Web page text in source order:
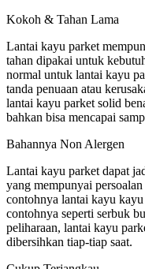
Kokoh & Tahan Lama
Lantai kayu parket
tahan dipakai untuk
normal untuk lantai kayu
tanda penuaan atau
lantai kayu parket solid
bahkan bisa mencapai
Bahannya Non Alergen
Lantai kayu parket dapat
yang mempunyai
contohnya lantai kayu
contohnya seperti serbuk
peliharaan, lantai kayu
dibersihkan tiap-tiap saat.